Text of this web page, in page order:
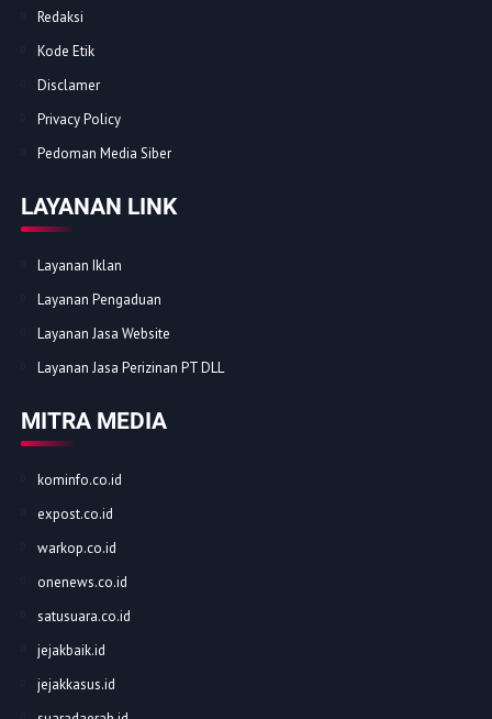
Redaksi
Kode Etik
Disclamer
Privacy Policy
Pedoman Media Siber
LAYANAN LINK
Layanan Iklan
Layanan Pengaduan
Layanan Jasa Website
Layanan Jasa Perizinan PT DLL
MITRA MEDIA
kominfo.co.id
expost.co.id
warkop.co.id
onenews.co.id
satusuara.co.id
jejakbaik.id
jejakkasus.id